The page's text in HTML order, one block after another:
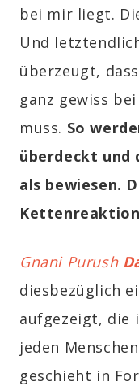
bei mir liegt.
Und
überzeugt,
ganz gewiss
muss. So
überdeckt und
als bewiesen.
Gnani Purush
diesbezüglich
aufgezeigt, die
jeden
geschieht in